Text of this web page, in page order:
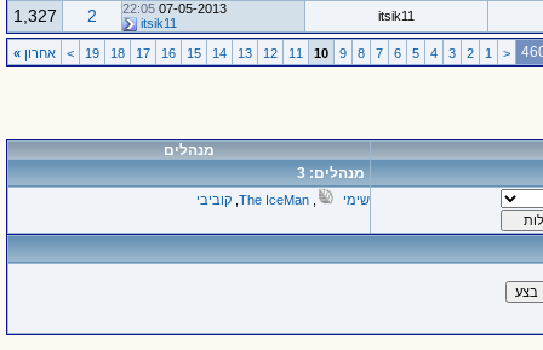
itsik11
07-05-2013
22:05
itsik11
2
1,327
<
1
2
3
4
5
6
7
8
9
10
11
12
13
14
15
16
17
18
19
> אחרון »
מנהלים
מנהלים: 3
שימי The IceMan קוביבי